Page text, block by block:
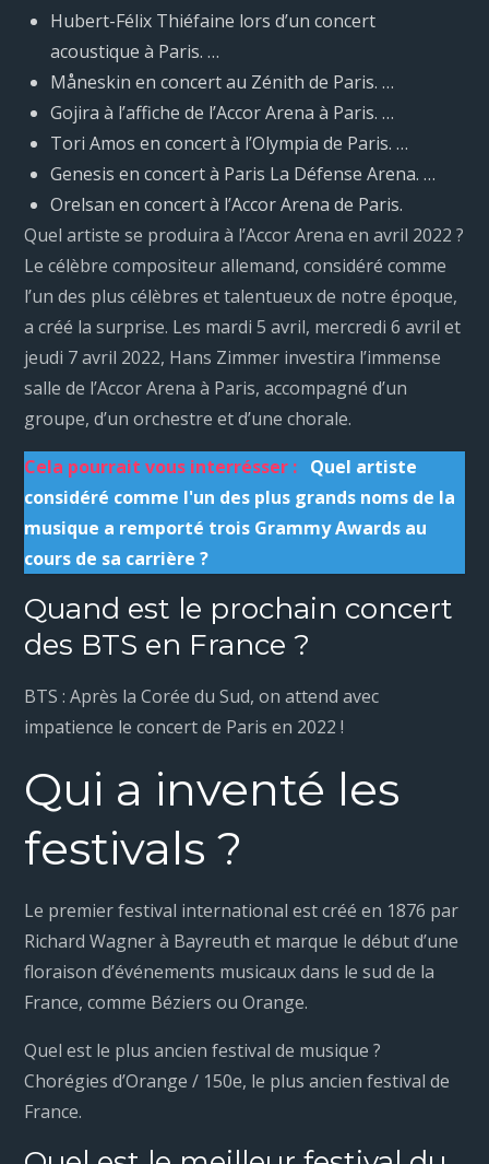
Hubert-Félix Thiéfaine lors d’un concert
acoustique à Paris. …
Måneskin en concert au Zénith de Paris. …
Gojira à l’affiche de l’Accor Arena à Paris. …
Tori Amos en concert à l’Olympia de Paris. …
Genesis en concert à Paris La Défense Arena. …
Orelsan en concert à l’Accor Arena de Paris.
Quel artiste se produira à l’Accor Arena en avril 2022 ?
Le célèbre compositeur allemand, considéré comme
l’un des plus célèbres et talentueux de notre époque,
a créé la surprise. Les mardi 5 avril, mercredi 6 avril et
jeudi 7 avril 2022, Hans Zimmer investira l’immense
salle de l’Accor Arena à Paris, accompagné d’un
groupe, d’un orchestre et d’une chorale.
Cela pourrait vous interrésser : Quel artiste
considéré comme l'un des plus grands noms de la
musique a remporté trois Grammy Awards au
cours de sa carrière ?
Quand est le prochain concert
des BTS en France ?
BTS : Après la Corée du Sud, on attend avec
impatience le concert de Paris en 2022 !
Qui a inventé les
festivals ?
Le premier festival international est créé en 1876 par
Richard Wagner à Bayreuth et marque le début d’une
floraison d’événements musicaux dans le sud de la
France, comme Béziers ou Orange.
Quel est le plus ancien festival de musique ?
Chorégies d’Orange / 150e, le plus ancien festival de
France.